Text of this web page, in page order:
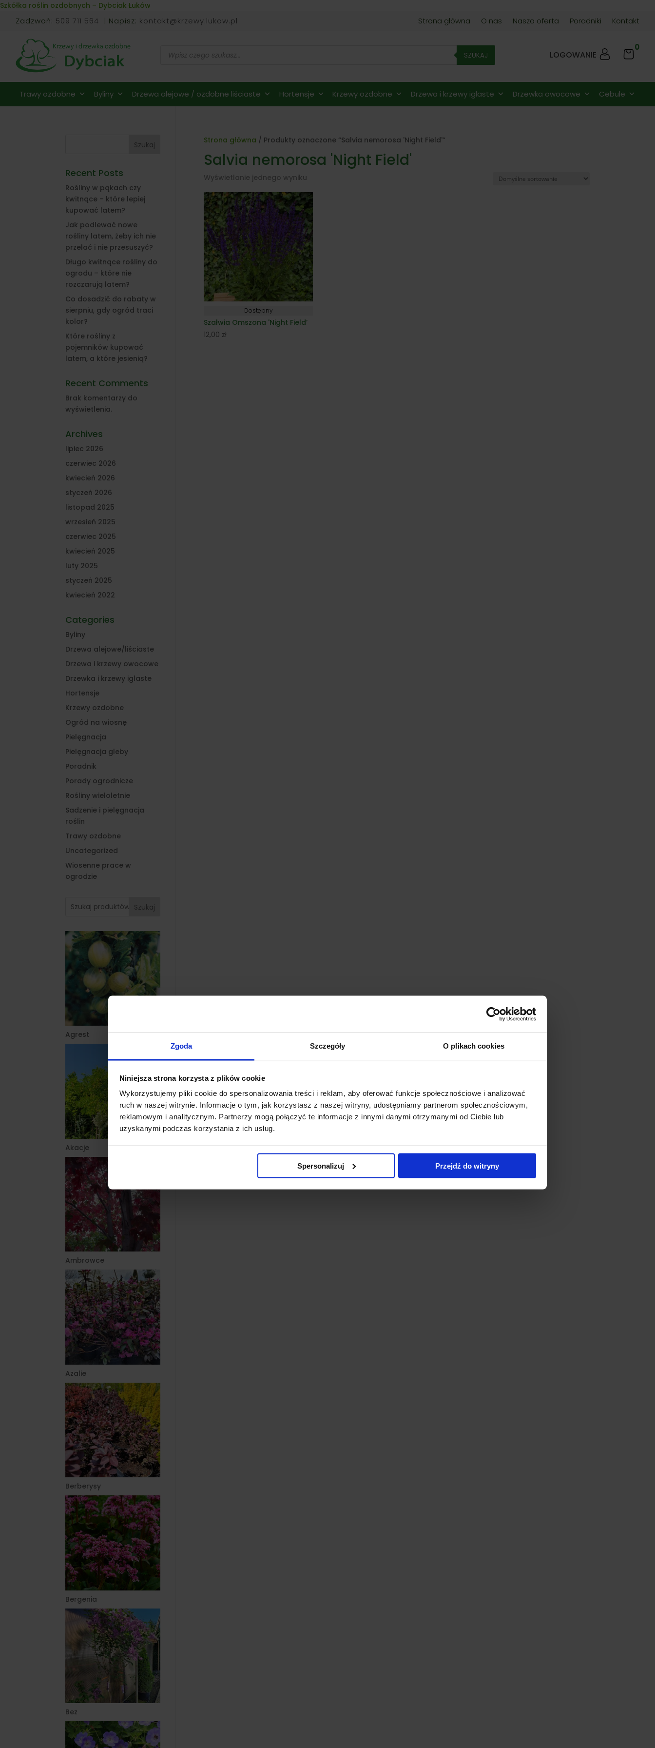
Zgoda Szczegóły O plikach cookies
Niniejsza strona korzysta z plików cookie
Wykorzystujemy pliki cookie do spersonalizowania treści i reklam, aby oferować funkcje społecznościowe i analizować
ruch w naszej witrynie. Informacje o tym, jak korzystasz z naszej witryny, udostępniamy partnerom społecznościowym,
reklamowym i analitycznym. Partnerzy mogą połączyć te informacje z innymi danymi otrzymanymi od Ciebie lub
uzyskanymi podczas korzystania z ich usług.
Spersonalizuj Przejdź do witryny
Skip to content
Szkółka roślin ozdobnych – Dybciak Łuków
Zadzwoń: 509 711 564 | Napisz: kontakt@krzewy.lukow.pl Strona główna O nas Nasza oferta Poradniki Kontakt
produktów SZUKAJ LOGOWANIE
0
Trawy ozdobne Byliny Drzewa alejowe / ozdobne liściaste Hortensje Krzewy ozdobne Drzewa i krzewy iglaste Drzewka owocowe Cebule
Strona główna / Produkty oznaczone “Salvia nemorosa 'Night Field'”
Salvia nemorosa 'Night Field'
Wyświetlanie jednego wyniku
Dostępny
Szałwia Omszona 'Night Field’
12,00 zł
Szukaj
Recent Posts
Rośliny w pąkach czy
kwitnące – które lepiej
kupować latem?
Jak podlewać nowe
rośliny latem, żeby ich nie
przelać i nie przesuszyć?
Długo kwitnące rośliny do
ogrodu – które nie
rozczarują latem?
Co dosadzić do rabaty w
sierpniu, gdy ogród traci
kolor?
Które rośliny z
pojemników kupować
latem, a które jesienią?
Recent Comments
Brak komentarzy do
wyświetlenia.
Archives
lipiec 2026
czerwiec 2026
kwiecień 2026
styczeń 2026
listopad 2025
wrzesień 2025
czerwiec 2025
kwiecień 2025
luty 2025
styczeń 2025
kwiecień 2022
Categories
Byliny
Drzewa alejowe/liściaste
Drzewa i krzewy owocowe
Drzewka i krzewy iglaste
Hortensje
Krzewy ozdobne
Ogród na wiosnę
Pielęgnacja
Pielęgnacja gleby
Poradnik
Porady ogrodnicze
Rośliny wieloletnie
Sadzenie i pielęgnacja
roślin
Trawy ozdobne
Uncategorized
Wiosenne prace w
ogrodzie
Szukaj
Agrest
Akacje
Ambrowce
Azalie
Berberysy
Bergenia
Bez